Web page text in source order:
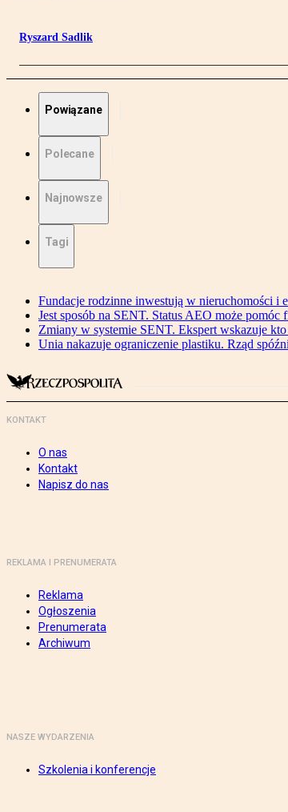
Ryszard Sadlik
Powiązane
Polecane
Najnowsze
Tagi
Fundacje rodzinne inwestują w nieruchomości i
Jest sposób na SENT. Status AEO może pomóc
Zmiany w systemie SENT. Ekspert wskazuje
Unia nakazuje ograniczenie plastiku. Rząd
KONTAKT
O nas
Kontakt
Napisz do nas
REKLAMA I PRENUMERATA
Reklama
Ogłoszenia
Prenumerata
Archiwum
NASZE WYDARZENIA
Szkolenia i konferencje